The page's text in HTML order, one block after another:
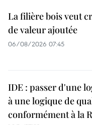
La filière bois veut
de valeur ajoutée
06/08/2026 07:45
IDE : passer d'une
à une logique de
conformément à la